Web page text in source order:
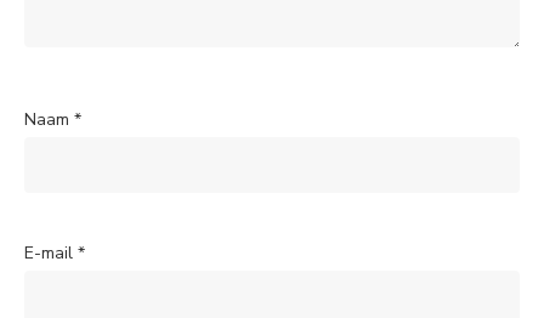
Naam *
E-mail *